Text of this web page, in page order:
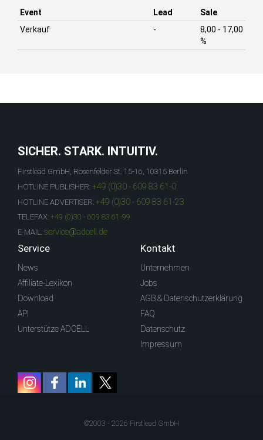
Event Lead
Sale
Verkauf
-
8,00 - 17,00
%
SICHER. STARK. INTUITIV.
Firstlead GmbH, Rosenfelder St. 15-16, 10315 Berlin
HOTLINE PUBLISHER: +49 (0)30 - 609 83 61-0
HOTLINE ADVERTISER: +49 (0)30 - 609 83 61-23
TELEFAX: +49 (0)30 - 609 83 61-99
E-MAIL: service@adcell.de
Service
News
Affiliate-Lexikon
Download
API
Unterstütze ADCELL
Kontakt
Unternehmen
Jobs
AGB & Datenschutzerklärung
FAQ
Datenschutz
Impressum
©2003 - 2026 Firstlead GmbH